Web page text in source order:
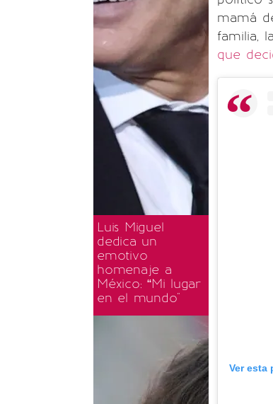
Luis Miguel
dedica un
emotivo
homenaje a
México: “Mi lugar
en el mundo"
mamá
familia,
que
Ver esta